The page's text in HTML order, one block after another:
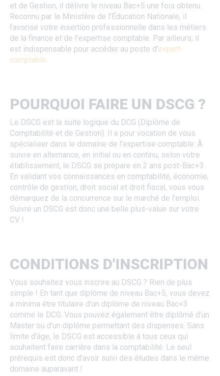
et de Gestion, il délivre le niveau Bac+5 une fois obtenu.
Reconnu par le Ministère de l’Éducation Nationale, il
favorise votre insertion professionnelle dans les métiers
de la finance et de l’expertise comptable. Par ailleurs, il
est indispensable pour accéder au poste d’expert-
comptable
POURQUOI FAIRE UN DSCG ?
Le DSCG est la suite logique du DCG (Diplôme de
Comptabilité et de Gestion). Il a pour vocation de vous
spécialiser dans le domaine de l’expertise comptable. À
suivre en alternance, en initial ou en continu, selon votre
établissement, le DSCG se prépare en 2 ans post-Bac+3.
En validant vos connaissances en comptabilité, économie,
contrôle de gestion, droit social et droit fiscal, vous vous
démarquez de la concurrence sur le marché de l’emploi.
Suivre un DSCG est donc une belle plus-value sur votre
CV !
CONDITIONS D'INSCRIPTION
Vous souhaitez vous inscrire au DSCG ? Rien de plus
simple ! En tant que diplôme de niveau Bac+5, vous devez
a minima être titulaire d’un diplôme de niveau Bac+3
comme le DCG. Vous pouvez également être diplômé d’un
Master ou d’un diplôme permettant des dispenses. Sans
limite d’âge, le DSCG est accessible à tous ceux qui
souhaitent faire carrière dans la comptabilité. Le seul
prérequis est donc d’avoir suivi des études dans le même
domaine auparavant !